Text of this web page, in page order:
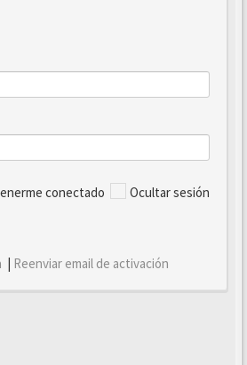
conectado Ocultar sesión
| Reenviar email de activación